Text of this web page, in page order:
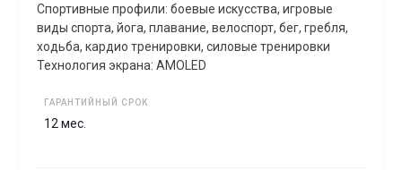
Спортивные профили: боевые искусства, игровые
виды спорта, йога, плавание, велоспорт, бег, гребля,
xодьба, кардио тренировки, силовые тренировки
Технология экрана: AMOLED
ГАРАНТИЙНЫЙ СРОК
12 мес.